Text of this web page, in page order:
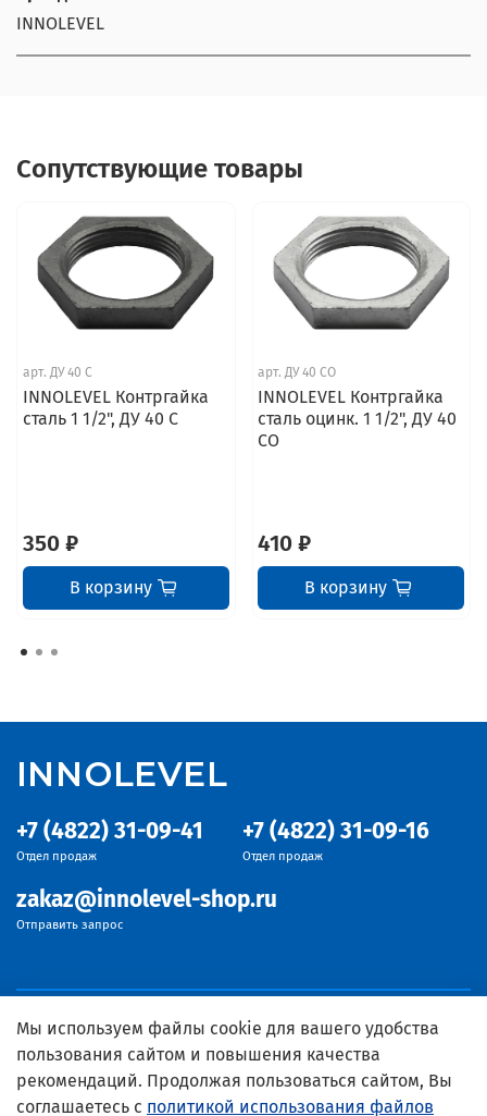
INNOLEVEL
Сопутствующие товары
арт. ДУ 40 С
INNOLEVEL Контргайка
сталь 1 1/2", ДУ 40 С
350 ₽
В корзину
арт.ДУ 40 СО
INNOLEVEL Контргайка
сталь оцинк. 1 1/2", ДУ 40
СО
410 ₽
В корзину
+7 (4822) 31-09-41
Отдел продаж
+7 (4822) 31-09-16
Отдел продаж
zakaz@innolevel-shop.ru
Отправить запрос
INNOLEVEL
Мы используем файлы cookie для вашего удобства
пользования сайтом и повышения качества
рекомендаций. Продолжая пользоваться сайтом, Вы
соглашаетесь с политикой использования файлов